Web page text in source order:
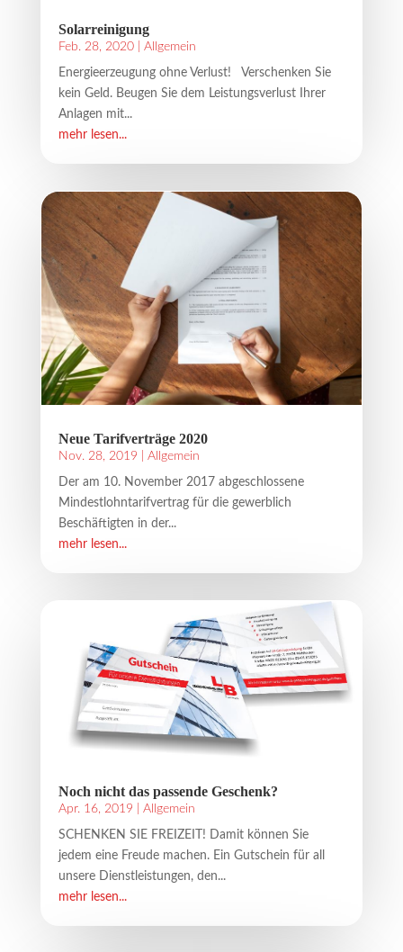
Solarreinigung
Feb. 28, 2020| Allgemein
Energieerzeugung ohne Verlust! Verschenken Sie
kein Geld. Beugen Sie dem Leistungsverlust Ihrer
Anlagen mit...
mehr lesen...
Neue Tarifverträge 2020
Nov. 28, 2019 Allgemein
Der am 10. November 2017 abgeschlossene
Mindestlohntarifvertrag für die gewerblich
Beschäftigten in der...
mehr lesen...
Noch nicht das passende Geschenk?
Apr. 16, 2019 Allgemein
SCHENKEN SIE FREIZEIT! Damit können Sie
jedem eine Freude machen. Ein Gutschein für all
unsere Dienstleistungen, den...
mehr lesen...